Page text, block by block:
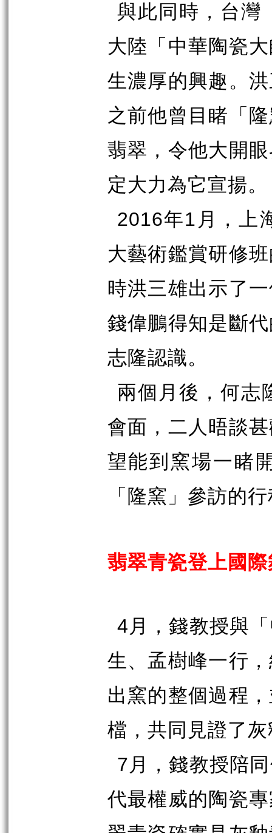
與此同時，台灣
大陸「中華陶瓷
生濃厚的興趣。
之前他曾目睹「
翡翠，令他大開
定大力為它宣揚。
2016年1 月，上
大藝術鑑賞研修
時洪三雄出示了
錢偉鵬得知是斷
志隆認識。
兩個月後，何志
會面，二人晤談
望能到窯場一睹
「隆窯」參訪的
翡翠青瓷登上國
4 月，錢教授與
生、孟樹峰一行
出窯的整個過程
檔，共同見證了
7 月，錢教授陪
代最權威的陶瓷